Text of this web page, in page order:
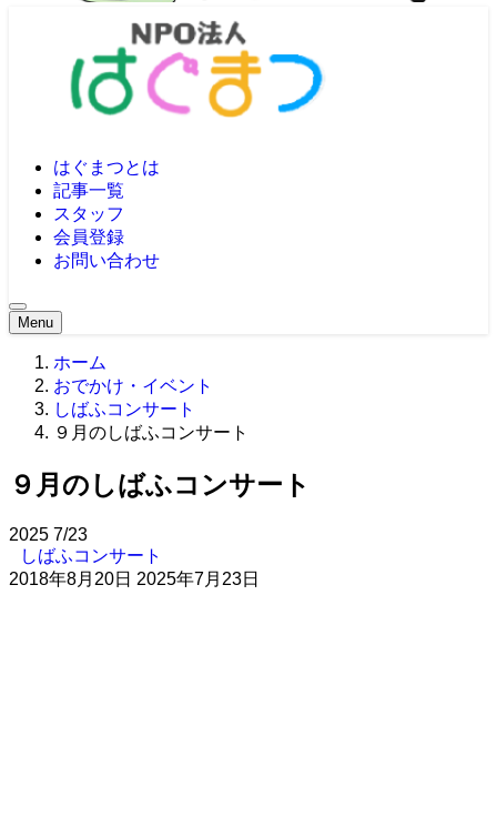
はぐまつとは
記事一覧
スタッフ
会員登録
お問い合わせ
Menu
ホーム
おでかけ・イベント
しばふコンサート
９月のしばふコンサート
９月のしばふコンサート
2025 7/23
しばふコンサート
2018年8月20日 2025年7月23日